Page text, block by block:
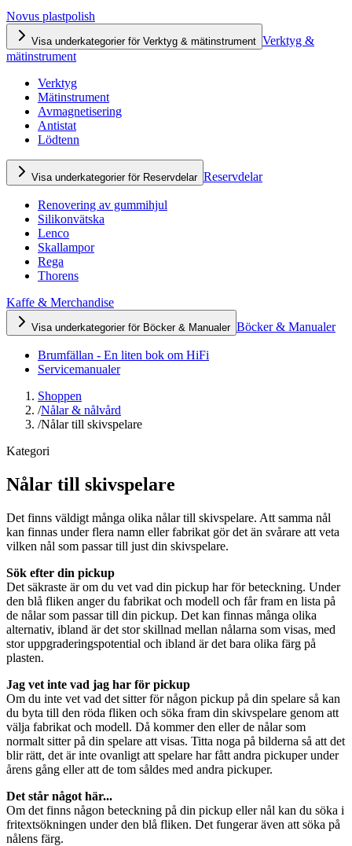
Novus plastpolish
Visa underkategorier för Verktyg & mätinstrument Verktyg &
mätinstrument
Verktyg
Mätinstrument
Avmagnetisering
Antistat
Lödtenn
Visa underkategorier för Reservdelar Reservdelar
Renovering av gummihjul
Silikonvätska
Lenco
Skallampor
Rega
Thorens
Kaffe & Merchandise
Visa underkategorier för Böcker & Manualer Böcker & Manualer
Brumfällan - En liten bok om HiFi
Servicemanualer
Shoppen
/Nålar & nålvård
/Nålar till skivspelare
Kategori
Nålar till skivspelare
Det finns väldigt många olika nålar till skivspelare. Att samma nål
kan finnas under flera namn eller fabrikat gör det än svårare att veta
vilken nål som passar till just din skivspelare.
Sök efter din pickup
Det säkraste är om du vet vad din pickup har för beteckning. Under
den blå fliken anger du fabrikat och modell och får fram en lista på
de nålar som passar till din pickup. Det kan finnas många olika
alternativ, ibland är det stor skillnad mellan nålarna som visas, med
stor uppgraderingspotential och ibland är det bara olika färg på
plasten.
Jag vet inte vad jag har för pickup
Om du inte vet vad det sitter för någon pickup på din spelare så kan
du byta till den röda fliken och söka fram din skivspelare genom att
välja fabrikat och modell. Då kommer den eller de nålar som
normalt sitter på din spelare att visas. Titta noga på bilderna så att det
blir rätt, det är inte ovanligt att spelare har fått andra pickuper under
årens gång eller att de tom såldes med andra pickuper.
Det står något här...
Om det finns någon beteckning på din pickup eller nål kan du söka i
fritextsökningen under den blå fliken. Det fungerar även att söka på
nålens färg.